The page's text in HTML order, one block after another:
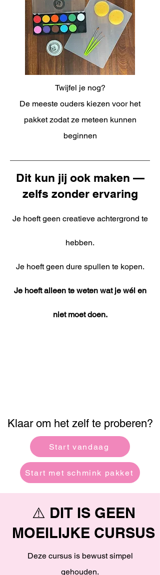
Twijfel je nog?
De meeste ouders kiezen voor het
pakket zodat ze meteen kunnen
beginnen
Dit kun jij ook maken —
zelfs zonder ervaring
Je hoeft geen creatieve achtergrond te
hebben.
Je hoeft geen dure spullen te kopen.
Je hoeft alleen te weten wat je wél en
niet moet doen.
Klaar om het zelf te proberen?
Start vandaag
Start met schmink pakket
⚠️ DIT IS GEEN
MOEILIJKE CURSUS
Deze cursus is bewust simpel
gehouden.